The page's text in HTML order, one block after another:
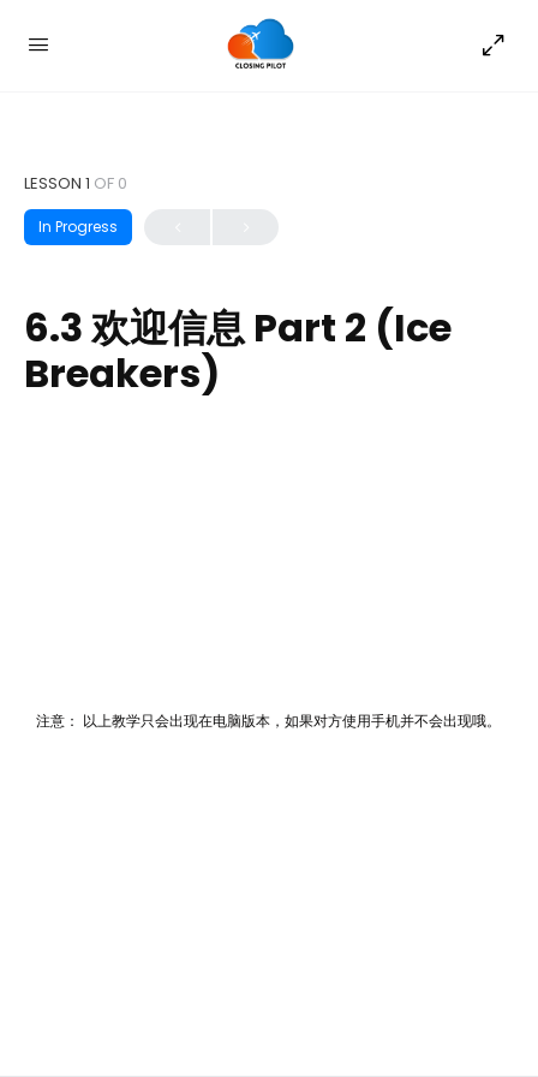
LESSON 1 OF 0
In Progress
6.3 欢迎信息 Part 2 (Ice
Breakers)
注意： 以上教学只会出现在电脑版本，如果对方使用手机并不会出现哦。